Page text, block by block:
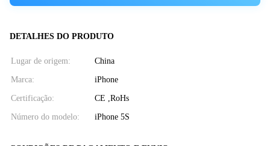
DETALHES DO PRODUTO
Lugar de origem: China
Marca: iPhone
Certificação: CE ,RoHs
Número do modelo: iPhone 5S